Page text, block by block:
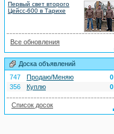
Первый свет второго
Цейсс-600 в Тарихе
Все обновления
Доска объявлений
747
Продаю/Меняю
0
356
Куплю 0
Список досок